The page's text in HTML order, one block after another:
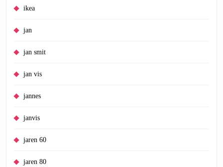
ikea
jan
jan smit
jan vis
jannes
janvis
jaren 60
jaren 80